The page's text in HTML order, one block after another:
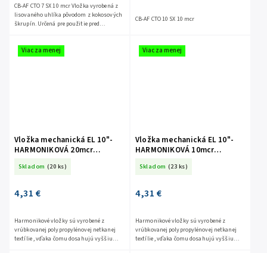
CB-AF CTO 7 SX 10 mcr Vložka vyrobená z
lisovaného uhlíka pôvodom z kokosových
škrupín. Určená pre použitie pred
CB-AF CTO 10 SX 10 mcr
Viac za menej
Vložka mechanická EL 10"-
HARMONIKOVÁ 20mcr
Skladom (20 ks)
4,31 €
Harmonikové vložky sú vyrobené z
vrúbkovanej polypropylénovej netkanej
textílie , vďaka čomu dosahujú vyššiu
Viac za menej
Vložka mechanická EL 10"-
HARMONIKOVÁ 10mcr
Skladom (23 ks)
4,31 €
Harmonikové vložky sú vyrobené z
vrúbkovanej polypropylénovej netkanej
textílie , vďaka čomu dosahujú vyššiu